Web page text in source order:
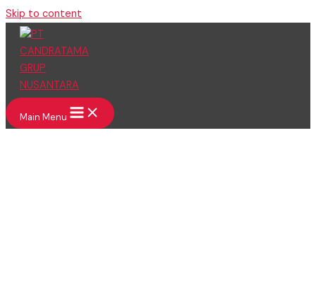
Skip to content
Main Menu